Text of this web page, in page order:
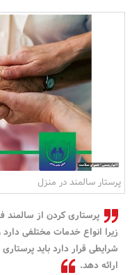
پرستار سالمند در منزل
پرستاری کردن از سالمند
زیرا انواع خدمات مختلفی
شرایطی قرار دارد باید
ارائه دهد.